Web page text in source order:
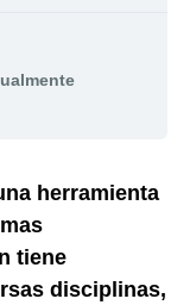
herramienta
tiene
disciplinas,